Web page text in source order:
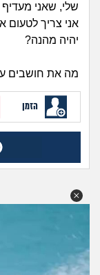
שלי, שאני
אני צריך
יהיה מהנה?
מה את חושבים
הזמן